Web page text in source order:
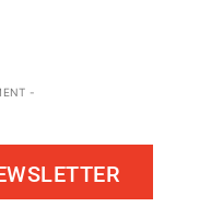
-